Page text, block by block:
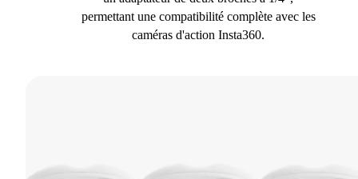
permettant une compatibilité complète avec les
caméras d'action Insta360.